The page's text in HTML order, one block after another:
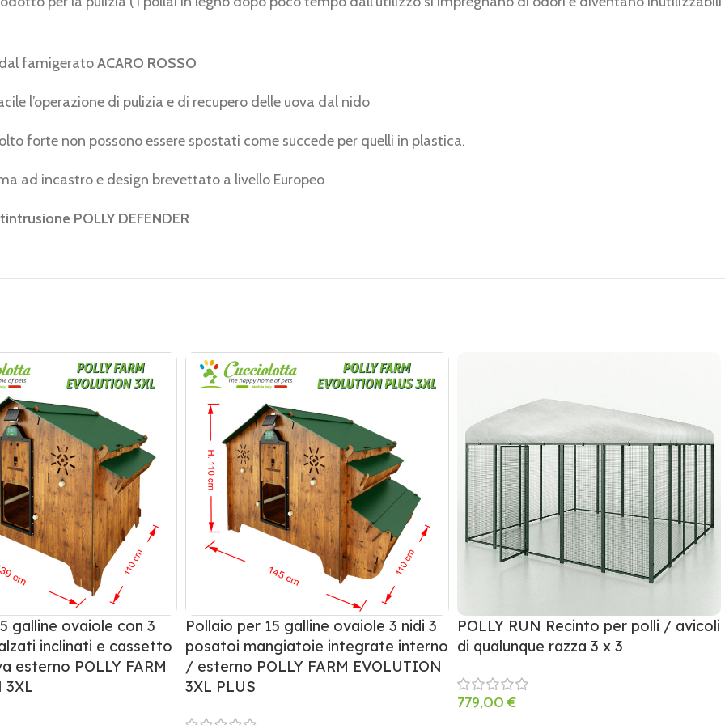
famigeratoACARO ROSSO
l’operazione di pulizia e di recupero delle uova dal nido
forte non possono essere spostati come succede per quelli in plastica.
ad incastro e design brevettato a livello Europeo
POLLY DEFENDER
galline ovaiole con 3
inclinati e cassetto
esterno POLLY FARM
3XL
Pollaio per 15 galline ovaiole 3 nidi 3
posatoi mangiatoie integrate interno
/ esterno POLLY FARM EVOLUTION
3XL PLUS
POLLY RUN Recinto per polli / avicoli
di qualunque razza 3 x 3
779,00€